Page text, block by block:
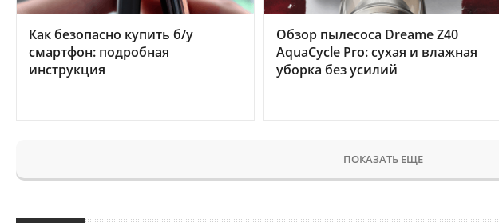
Как безопасно купить б/у
смартфон: подробная
инструкция
Обзор пылесоса Dreame Z40
AquaCycle Pro: сухая и влажная
уборка без усилий
ПОКАЗАТЬ ЕЩЕ